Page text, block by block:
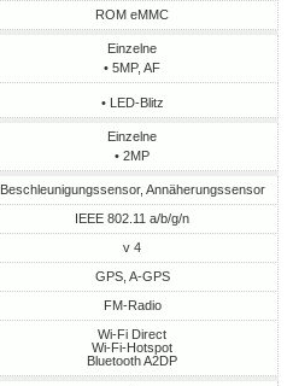
ROM eMMC
Einzelne
• 5MP, AF
• LED-Blitz
Einzelne
• 2MP
Beschleunigungssensor, Annäherungssensor
IEEE 802.11 a/b/g/n
v 4
GPS, A-GPS
FM-Radio
Wi-Fi Direct
Wi-Fi-Hotspot
Bluetooth A2DP